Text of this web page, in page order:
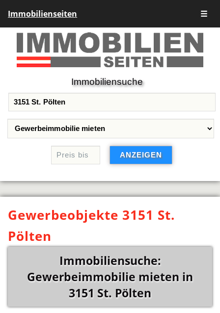
Immobilienseiten ☰
Immobiliensuche
Gewerbeobjekte 3151 St.
Pölten
Immobiliensuche:
Gewerbeimmobilie mieten in
3151 St. Pölten